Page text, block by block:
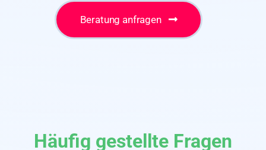
Beratung anfragen
Häufig gestellte Fragen